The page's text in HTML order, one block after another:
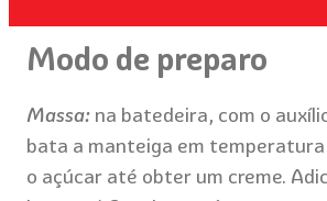
Modo de preparo
Massa: na batedeira, com o
bata a manteiga em
o açúcar até obter um creme.